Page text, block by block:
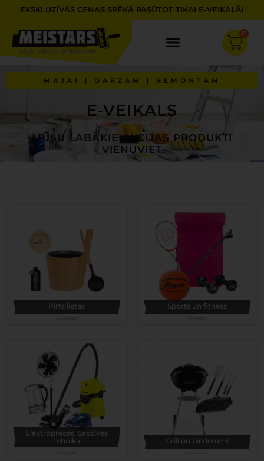
content
EKSKLUZĪVĀS CENAS SPĒKĀ PASŪTOT TIKAI E-VEIKALĀ!
0
Cart
MĀJAI | DĀRZAM | REMONTAM
E-VEIKALS
MŪSU LABĀKIE AKCIJAS PRODUKTI
VIENUVIET
Pirts lietas Sports un fitness
Elektropreces, Sadzīves
Tehnika
Grili un piederumi